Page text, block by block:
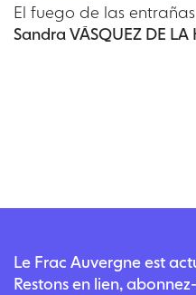
El fuego de las entrañas
Sandra VÁSQUEZ DE LA
Le Frac Auvergne est
Restons en lien,